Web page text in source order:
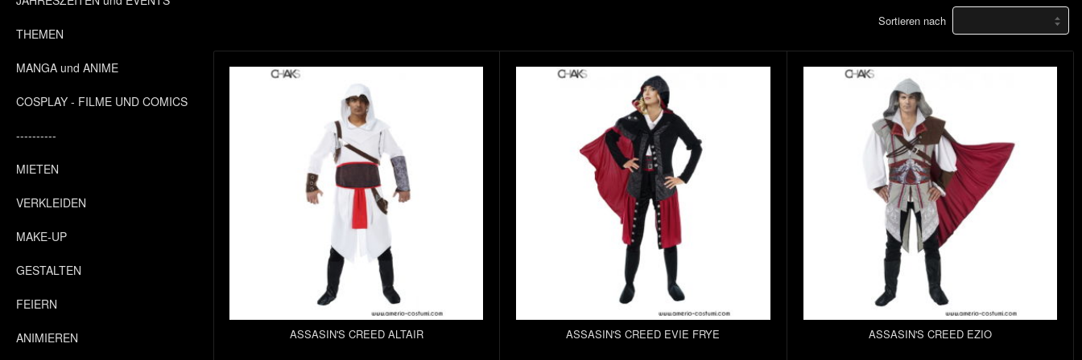
THEMEN
MANGA und ANIME
COSPLAY - FILME UND COMICS
----------
MIETEN
VERKLEIDEN
MAKE-UP
GESTALTEN
FEIERN
ANIMIEREN
Sortieren nach
ASSASIN'S CREED ALTAIR ASSASIN'S CREED EVIE FRYE ASSASIN'S CREED EZIO